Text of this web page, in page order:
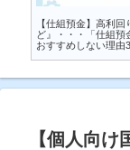
【仕組預金】高利回
ど』・・・「仕組預
おすすめしない理由
【個人向